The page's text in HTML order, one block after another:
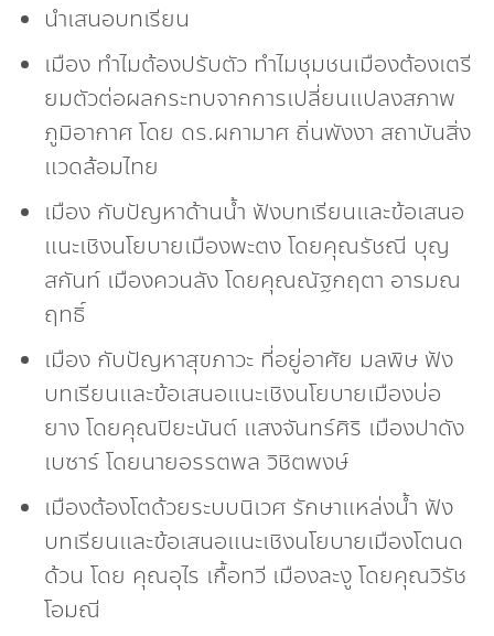
นำเสนอบทเรียน
เมือง ทำไมต้องปรับตัว ทำไมชุมชนเมืองต้องเตรี
ยมตัวต่อผลกระทบจากการเปลี่ยนแปลงสภาพ
ภูมิอากาศ โดย ดร.ผกามาศ ถิ่นพังงา สถาบันสิ่ง
แวดล้อมไทย
เมือง กับปัญหาด้านน้ำ ฟังบทเรียนและข้อเสนอ
แนะเชิงนโยบายเมืองพะตง โดยคุณรัชณี บุญ
สกันท์ เมืองควนลัง โดยคุณณัฐกฤตา อารมณ
ฤทธิ์
เมือง กับปัญหาสุขภาวะ ที่อยู่อาศัย มลพิษ ฟัง
บทเรียนและข้อเสนอแนะเชิงนโยบายเมืองบ่อ
ยาง โดยคุณปิยะนันต์ แสงจันทร์ศิริ เมืองปาดัง
เบซาร์ โดยนายอรรตพล วิชิตพงษ์
เมืองต้องโตด้วยระบบนิเวศ รักษาแหล่งน้ำ ฟัง
บทเรียนและข้อเสนอแนะเชิงนโยบายเมืองโตนด
ด้วน โดย คุณอุไร เกื้อทวี เมืองละงู โดยคุณวิรัช
โอมณี